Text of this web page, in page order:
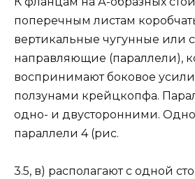
поперечным листам
вертикальные чугунные или
направляющие (параллели),
воспринимают боковое
ползунами крейцкопфа.
одно- и двусторонними.
параллели 4 (рис.
3.5, в) располагают с одной